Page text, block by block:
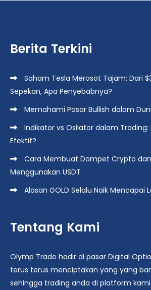
Berita Terkini
Saham Tesla Merosot Tajam: Dari
Sepekan, Apa Penyebabnya?
Memahami Pasar Bullish dalam
Indikator vs Osilator dalam Trading:
Efektif?
Cara Membuat Dompet Crypto
Menggunakan USDT
Alasan GOLD Selalu Naik Mencapai
Tentang Kami
Olymp Trade hadir di pasar Digital
terus terus menciptakan yang yang
sehingga trading anda di platform